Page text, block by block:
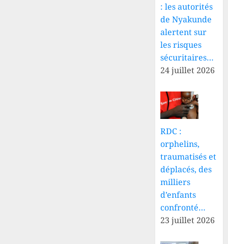
: les autorités
de Nyakunde
alertent sur
les risques
sécuritaires…
24 juillet 2026
RDC :
orphelins,
traumatisés et
déplacés, des
milliers
d’enfants
confronté…
23 juillet 2026